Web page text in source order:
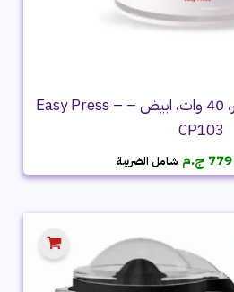
عصارة موالح ميانتا، 1 لتر، 40 وات، ابيض – Easy Press –
CP103
السعر
الأصلي
999 ج.م.
779 ج.م السعر
الحالي
779 ج.م.
شامل الضريبة